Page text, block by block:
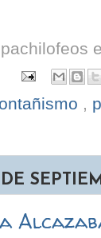
pachilofeos
,